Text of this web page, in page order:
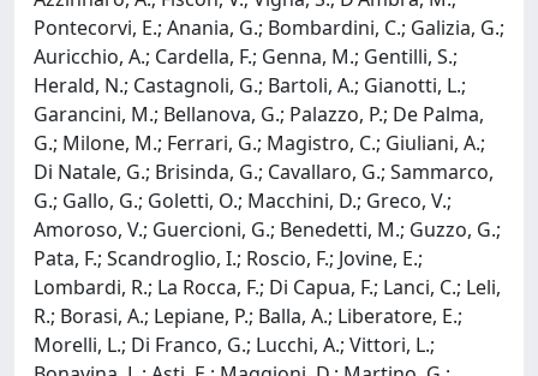
Pontecorvi, E.; Anania, G.; Bombardini, C.; Galizia, G.;
Auricchio, A.; Cardella, F.; Genna, M.; Gentilli, S.;
Herald, N.; Castagnoli, G.; Bartoli, A.; Gianotti, L.;
Garancini, M.; Bellanova, G.; Palazzo, P.; De Palma,
G.; Milone, M.; Ferrari, G.; Magistro, C.; Giuliani, A.;
Di Natale, G.; Brisinda, G.; Cavallaro, G.; Sammarco,
G.; Gallo, G.; Goletti, O.; Macchini, D.; Greco, V.;
Amoroso, V.; Guercioni, G.; Benedetti, M.; Guzzo, G.;
Pata, F.; Scandroglio, I.; Roscio, F.; Jovine, E.;
Lombardi, R.; La Rocca, F.; Di Capua, F.; Lanci, C.; Leli,
R.; Borasi, A.; Lepiane, P.; Balla, A.; Liberatore, E.;
Morelli, L.; Di Franco, G.; Lucchi, A.; Vittori, L.;